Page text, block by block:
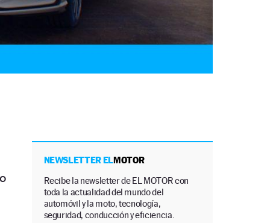
NEWSLETTER ELMOTOR
Recibe la newsletter de EL MOTOR con
toda la actualidad del mundo del
automóvil y la moto, tecnología,
seguridad, conducción y eficiencia.